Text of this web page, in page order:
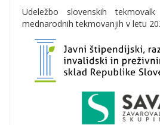
Udeležbo slovenskih
mednarodnih tekmovanjih v letu